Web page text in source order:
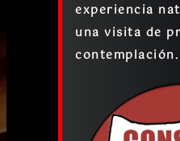
experiencia
una visita de
contemplación.